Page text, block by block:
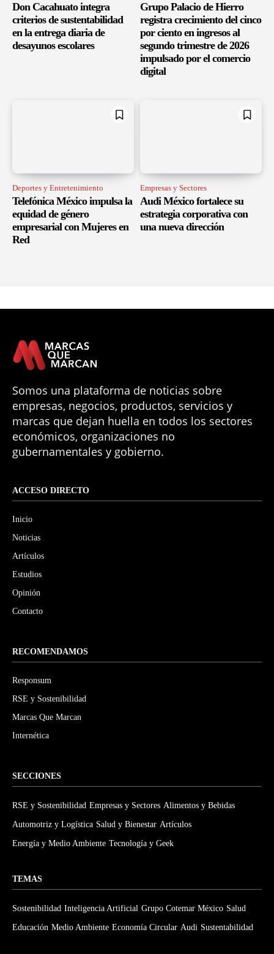
Don Cacahuato integra
criterios de sustentabilidad
en la entrega diaria de
desayunos escolares
Grupo Palacio de Hierro
registra crecimiento del cinco
por ciento en ingresos al
segundo trimestre de 2026
impulsado por el comercio
digital
Deportes y Entretenimiento
Telefónica México impulsa la
equidad de género
empresarial con Mujeres en
Red
Empresas y Sectores
Audi México fortalece su
estrategia corporativa con
una nueva dirección
Somos una plataforma de noticias sobre
empresas, negocios, productos, servicios y
marcas que dejan huella en todos los sectores
económicos, organizaciones no
gubernamentales y gobierno.
ACCESO DIRECTO
Inicio
Noticias
Artículos
Estudios
Opinión
Contacto
RECOMENDAMOS
Responsum
RSE y Sostenibilidad
Marcas Que Marcan
Internética
SECCIONES
RSE y Sostenibilidad Empresas y Sectores Alimentos y Bebidas
Automotriz y Logística Salud y Bienestar Artículos
Energía y Medio Ambiente Tecnología y Geek
TEMAS
Sostenibilidad Inteligencia Artificial Grupo Cotemar México Salud
Educación Medio Ambiente Economía Circular Audi Sustentabilidad